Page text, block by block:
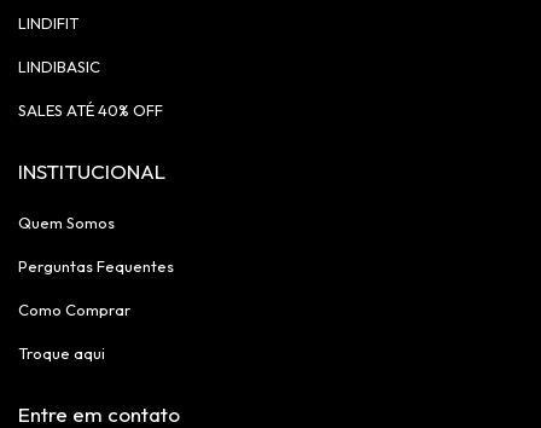
LINDIFIT
LINDIBASIC
SALES ATÉ 40% OFF
INSTITUCIONAL
Quem Somos
Perguntas Fequentes
Como Comprar
Troque aqui
Entre em contato